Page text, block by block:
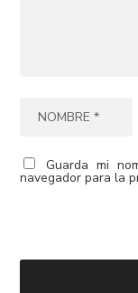
Guarda mi
navegador para la